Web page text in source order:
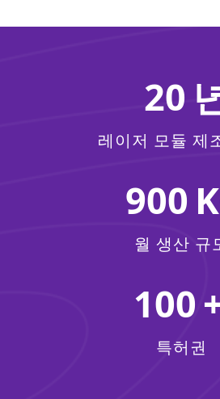
20
레이저 모듈 제
900
월 생산 규
100
특허권